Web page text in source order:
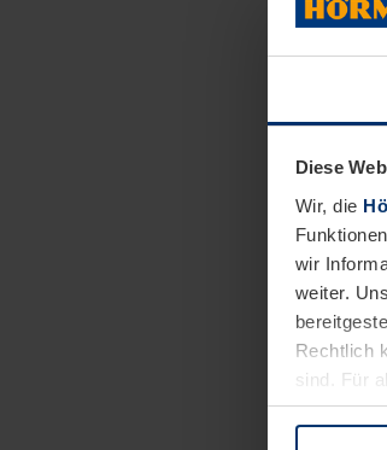
Diese
Wir, die
wir
weiter.
Rechtlich
sind. Für